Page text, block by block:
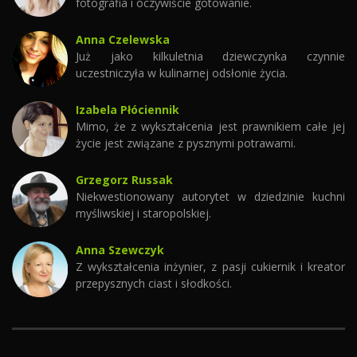
Anna Czelewska
Już jako kilkuletnia dziewczynka czynnie
uczestniczyła w kulinarnej odsłonie życia.
Izabela Płóciennik
Mimo, że z wykształcenia jest prawnikiem całe jej
życie jest związane z pysznymi potrawami.
Grzegorz Russak
Niekwestionowany autorytet w dziedzinie kuchni
myśliwskiej i staropolskiej.
Anna Szewczyk
Z wykształcenia inżynier, z pasji cukiernik i kreator
przepysznych ciast i słodkości.